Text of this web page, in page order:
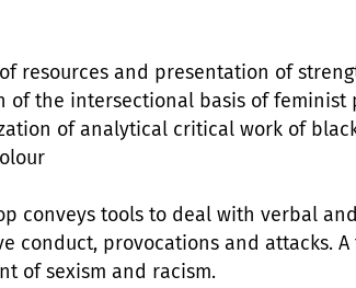
resources and presentation of
of the intersectional basis of feminist
of analytical critical work of
conveys tools to deal with verbal
conduct, provocations and attacks.
of sexism and racism.